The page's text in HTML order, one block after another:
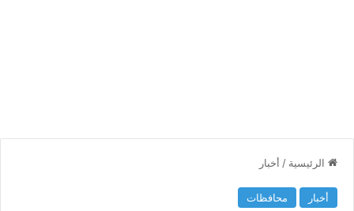
الرئيسية / أخبار
أخبار محافظات